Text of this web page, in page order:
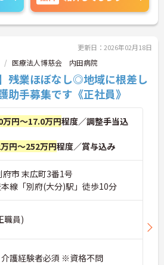
のでお気軽にご相談くだ
更新日：2026年02月18日
医療法人博慈会 内田病院
残業ほぼなし◎地域に根差し
助手募集です《正社員》
万円～17.0万円程度／調整手当込
円～252万円程度／賞与込み
府市 末広町3番1号
本線「別府(大分)駅」徒歩10分
職員)
護経験者必須 ※資格不問